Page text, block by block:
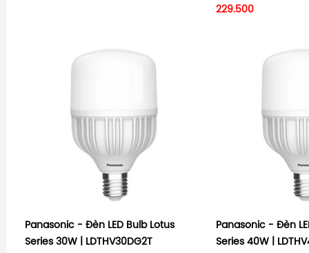
229.500
Panasonic - Đèn LED Bulb Lotus
Series 30W | LDTHV30DG2T
Panasonic - Đèn
Series 40W |